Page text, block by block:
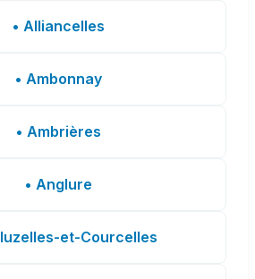
• Alliancelles
• Ambonnay
• Ambrières
• Anglure
et-Courcelles